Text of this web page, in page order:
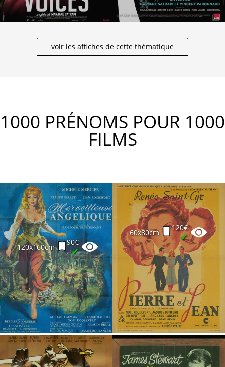
voir les affiches de cette thématique
1000 PRÉNOMS POUR 1000
FILMS
120x160cm
90€
✔
60x80cm
120€
✔